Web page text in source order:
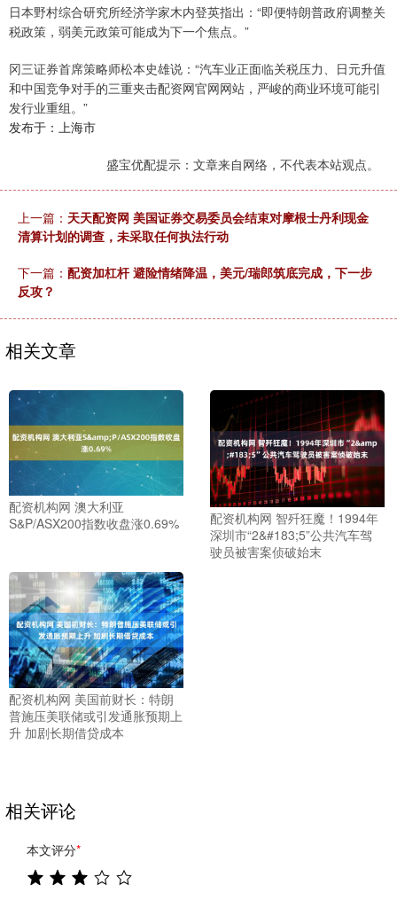
日本野村综合研究所经济学家木内登英指出：“即便特朗普政府调整关
税政策，弱美元政策可能成为下一个焦点。”
冈三证券首席策略师松本史雄说：“汽车业正面临关税压力、日元升值
和中国竞争对手的三重夹击配资网官网网站，严峻的商业环境可能引
发行业重组。”
发布于：上海市
盛宝优配提示：文章来自网络，不代表本站观点。
上一篇： 天天配资网 美国证券交易委员会结束对摩根士丹利现金
清算计划的调查，未采取任何执法行动
下一篇： 配资加杠杆 避险情绪降温，美元/瑞郎筑底完成，下一步
反攻？
相关文章
配资机构网 澳大利亚
S&P/ASX200指数收盘涨0.69%
配资机构网 智歼狂魔！1994年
深圳市“2&#183;5”公共汽车驾
驶员被害案侦破始末
配资机构网 美国前财长：特朗
普施压美联储或引发通胀预期上
升 加剧长期借贷成本
相关评论
本文评分*